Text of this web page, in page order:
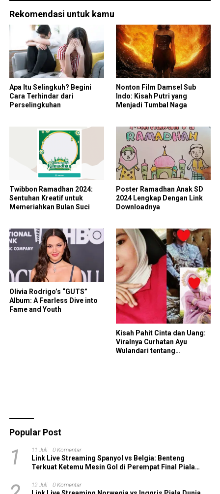
Rekomendasi untuk kamu
Apa Itu Selingkuh? Begini
Cara Terhindar dari
Perselingkuhan
Nonton Film Damsel Sub
Indo: Kisah Putri yang
Menjadi Tumbal Naga
Twibbon Ramadhan 2024:
Sentuhan Kreatif untuk
Memeriahkan Bulan Suci
Poster Ramadhan Anak SD
2024 Lengkap Dengan Link
Downloadnya
Olivia Rodrigo’s “GUTS”
Album: A Fearless Dive into
Fame and Youth
Kisah Pahit Cinta dan Uang:
Viralnya Curhatan Ayu
Wulandari tentang
Popular Post
1 11 Juli 0 Komentar
Link Live Streaming Spanyol vs Belgia: Benteng
Terkuat Ketemu Mesin Gol di Perempat Final Piala
12 Juli 0 Komentar